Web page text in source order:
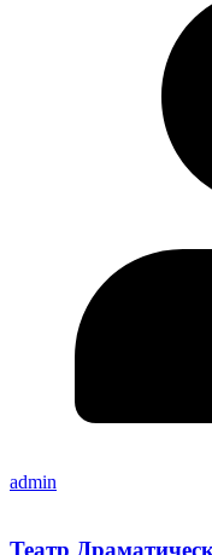
admin
Театр